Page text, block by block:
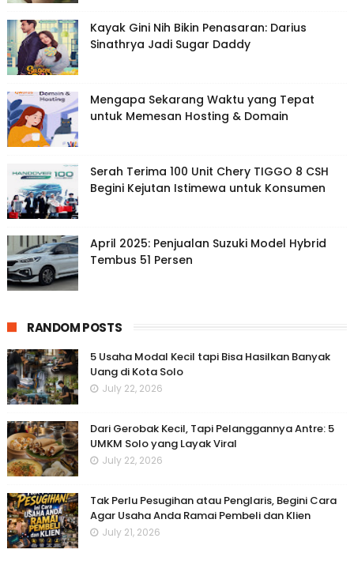
Kayak Gini Nih Bikin Penasaran: Darius
Sinathrya Jadi Sugar Daddy
Mengapa Sekarang Waktu yang Tepat
untuk Memesan Hosting & Domain
Serah Terima 100 Unit Chery TIGGO 8 CSH
Begini Kejutan Istimewa untuk Konsumen
April 2025: Penjualan Suzuki Model Hybrid
Tembus 51 Persen
RANDOM POSTS
5 Usaha Modal Kecil tapi Bisa Hasilkan Banyak
Uang di Kota Solo
July 22, 2026
Dari Gerobak Kecil, Tapi Pelanggannya Antre: 5
UMKM Solo yang Layak Viral
July 22, 2026
Tak Perlu Pesugihan atau Penglaris, Begini Cara
Agar Usaha Anda Ramai Pembeli dan Klien
July 21, 2026